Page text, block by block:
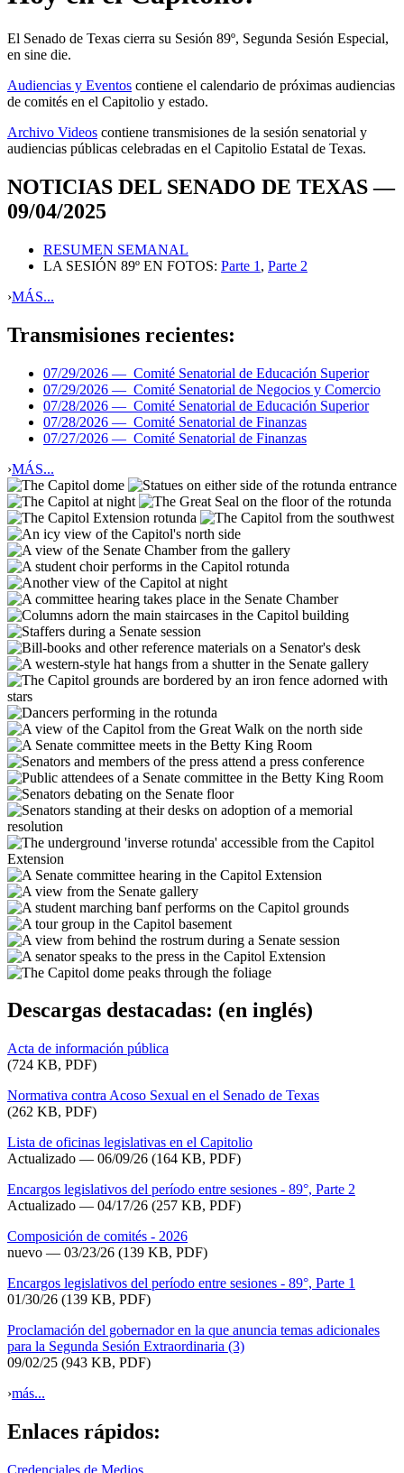
El Senado de Texas cierra su Sesión 89º, Segunda Sesión Especial,
en sine die.
Audiencias y Eventos contiene el calendario de próximas audiencias
de comités en el Capitolio y estado.
Archivo Videos contiene transmisiones de la sesión senatorial y
audiencias públicas celebradas en el Capitolio Estatal de Texas.
NOTICIAS DEL SENADO DE TEXAS —
09/04/2025
RESUMEN SEMANAL
LA SESIÓN 89º EN FOTOS: Parte 1 , Parte 2
›MÁS...
Transmisiones recientes:
07/29/2026 — Comité Senatorial de Educación Superior
07/29/2026 — Comité Senatorial de Negocios y Comercio
07/28/2026 — Comité Senatorial de Educación Superior
07/28/2026 — Comité Senatorial de Finanzas
07/27/2026 — Comité Senatorial de Finanzas
›MÁS...
Descargas destacadas: (en inglés)
Acta de información pública
(724 KB, PDF)
Normativa contra Acoso Sexual en el Senado de Texas
(262 KB, PDF)
Lista de oficinas legislativas en el Capitolio
Actualizado — 06/09/26 (164 KB, PDF)
Encargos legislativos del período entre sesiones - 89°, Parte 2
Actualizado — 04/17/26 (257 KB, PDF)
Composición de comités - 2026
nuevo — 03/23/26 (139 KB, PDF)
Encargos legislativos del período entre sesiones - 89°, Parte 1
01/30/26 (139 KB, PDF)
Proclamación del gobernador en la que anuncia temas adicionales
para la Segunda Sesión Extraordinaria (3)
09/02/25 (943 KB, PDF)
›más...
Enlaces rápidos: